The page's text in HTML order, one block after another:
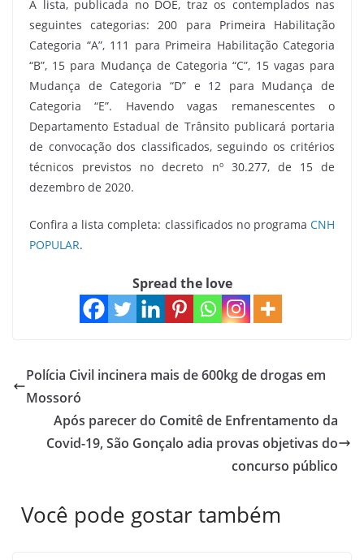
A lista, publicada no DOE, traz os contemplados nas
seguintes categorias: 200 para Primeira Habilitação
Categoria “A”, 111 para Primeira Habilitação Categoria
“B”, 15 para Mudança de Categoria “C”, 15 vagas para
Mudança de Categoria “D” e 12 para Mudança de
Categoria “E”. Havendo vagas remanescentes o
Departamento Estadual de Trânsito publicará portaria
de convocação dos classificados, seguindo os critérios
técnicos previstos no decreto nº 30.277, de 15 de
dezembro de 2020.
Confira a lista completa: classificados no programa CNH
POPULAR.
Spread the love
Polícia Civil incinera mais de 600kg de drogas em
Mossoró
Após parecer do Comitê de Enfrentamento da
Covid-19, São Gonçalo adia provas objetivas do
concurso público
Você pode gostar também